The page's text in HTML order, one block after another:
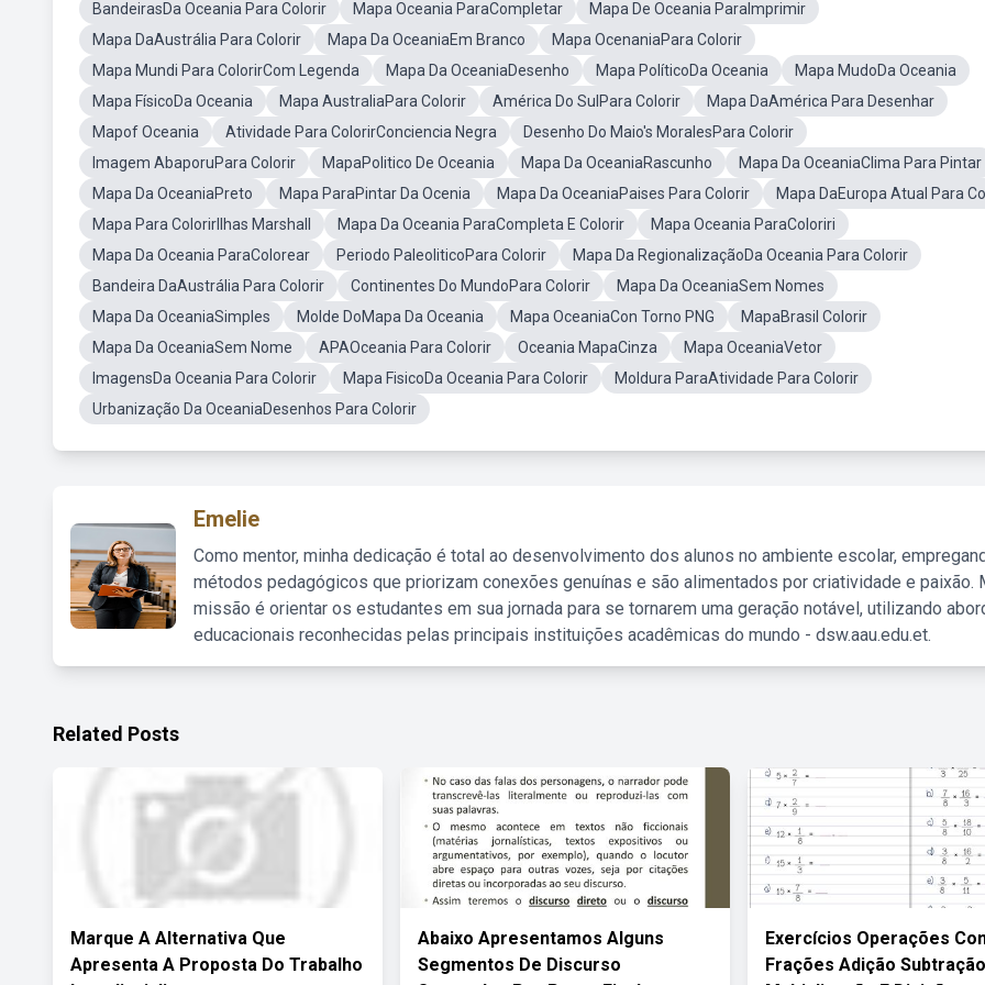
BandeirasDa Oceania Para Colorir Mapa Oceania ParaCompletar
Mapa De Oceania ParaImprimir
Mapa DaAustrália Para Colorir
Mapa Da OceaniaEm Branco
Mapa OcenaniaPara Colorir
Mapa Mundi Para ColorirCom Legenda
Mapa Da OceaniaDesenho Mapa PolíticoDa Oceania
Mapa MudoDa Oceania
Mapa FísicoDa Oceania
Mapa AustraliaPara Colorir América Do SulPara Colorir
Mapa DaAmérica Para Desenhar
Mapof Oceania
Atividade Para ColorirConciencia Negra
Desenho Do Maio's MoralesPara Colorir
Imagem AbaporuPara Colorir
MapaPolitico De Oceania Mapa Da OceaniaRascunho
Mapa Da OceaniaClima Para Pintar
Mapa Da OceaniaPreto
Mapa ParaPintar Da Ocenia Mapa Da OceaniaPaises Para Colorir
Mapa DaEuropa Atual Para
Mapa Para ColorirIlhas Marshall
Mapa Da Oceania ParaCompleta E Colorir
Mapa Oceania ParaColoriri
Mapa Da Oceania ParaColorear
Periodo PaleoliticoPara Colorir
Mapa Da RegionalizaçãoDa Oceania Para Colorir
Bandeira DaAustrália Para Colorir
Continentes Do MundoPara Colorir
Mapa Da OceaniaSem Nomes
Mapa Da OceaniaSimples
Molde DoMapa Da Oceania Mapa OceaniaCon Torno PNG
MapaBrasil Colorir
Mapa Da OceaniaSem Nome
APAOceania Para Colorir Oceania MapaCinza
Mapa OceaniaVetor
ImagensDa Oceania Para Colorir
Mapa FisicoDa Oceania Para Colorir
Moldura ParaAtividade Para Colorir
Urbanização Da OceaniaDesenhos Para Colorir
Emelie
Como mentor, minha dedicação é total ao desenvolvimento dos alunos no ambiente escolar,
métodos pedagógicos que priorizam conexões genuínas e são alimentados por criatividade e paixão.
missão é orientar os estudantes em sua jornada para se tornarem uma geração notável, utilizando
educacionais reconhecidas pelas principais instituições acadêmicas do mundo - dsw.aau.edu.et.
Related Posts
Marque A Alternativa Que
Apresenta A Proposta Do Trabalho
Abaixo Apresentamos Alguns
Segmentos De Discurso
Exercícios Operações
Frações Adição Subtração